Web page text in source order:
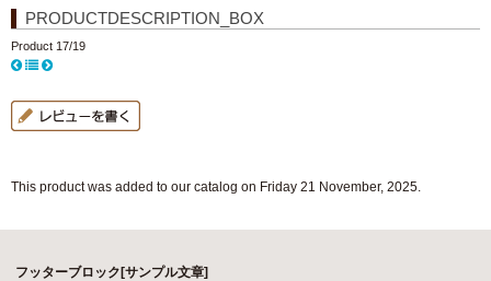
PRODUCTDESCRIPTION_BOX
Product 17/19
This product was added to our catalog on Friday 21 November, 2025.
フッターブロック[サンプル文章]